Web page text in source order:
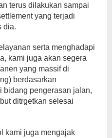
terus dilakukan sampai
yang terjadi
dia.
serta menghadapi
kami juga akan segera
yang massif di
berdasarkan
bidang pengerasan jalan,
ditrgetkan selesai
kami juga mengajak